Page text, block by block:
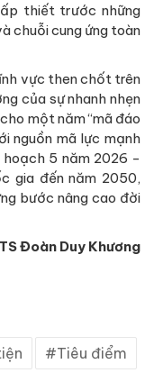
thiết trước những
chuỗi cung ứng toàn
vực then chốt trên
của sự nhanh nhẹn
một năm “mã đáo
nguồn mã lực mạnh
5 năm 2026 -
gia đến năm 2050,
bước nâng cao đời
TS Đoàn Duy Khương
Tiêu điểm